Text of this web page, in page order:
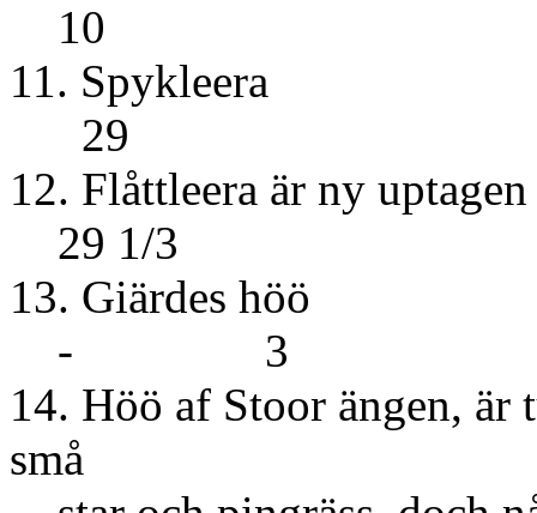
10
11.
29
12. Flåttleera är
29 1/3
13.
- 3
14. Höö af Stoor ängen,
små